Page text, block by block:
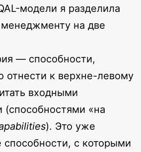
модели я разделила
на две
— способности,
отнести к верхне-левому
входными
(способностями «на
). Это уже
с которыми